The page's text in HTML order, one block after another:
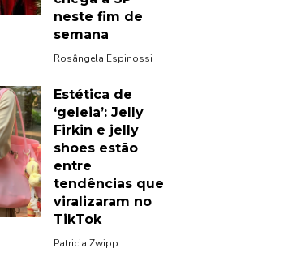
neste fim de
semana
Rosângela Espinossi
Estética de
‘geleia’: Jelly
Firkin e jelly
shoes estão
entre
tendências que
viralizaram no
TikTok
Patricia Zwipp